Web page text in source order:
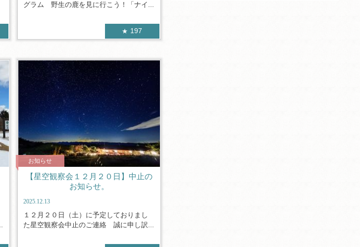
グラム 野生の鹿を見に行こう！「ナイ...
197
お知らせ
【星空観察会１２月２０日】中止の
お知らせ。
2025.12.13
１２月２０日（土）に予定しておりまし
た星空観察会中止のご連絡 誠に申し訳...